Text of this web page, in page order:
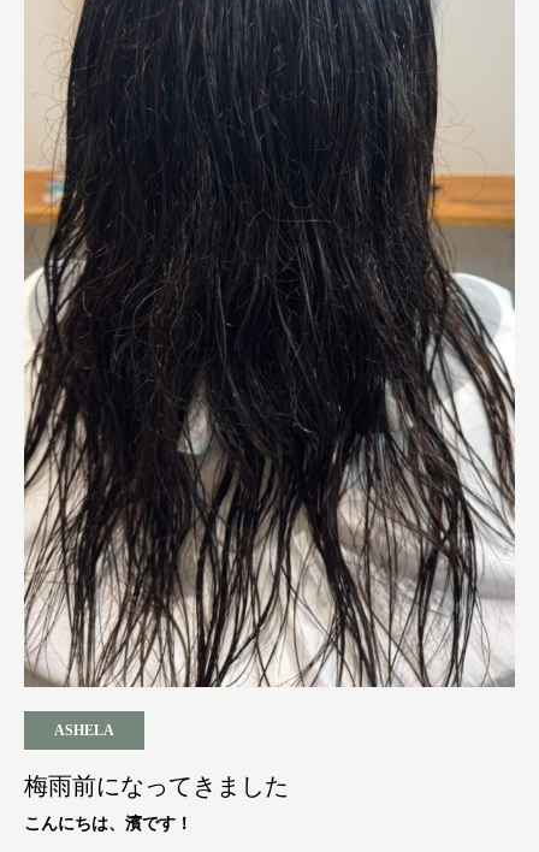
ASHELA
梅雨前になってきました
こんにちは、濱です！